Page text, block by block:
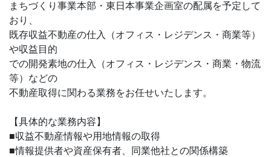
まちづくり事業本部・東日本事業企画室の配属を予定して
おり、
既存収益不動産の仕入（オフィス・レジデンス・商業等）
や収益目的
での開発素地の仕入（オフィス・レジデンス・商業・物流
等）などの
不動産取得に関わる業務をお任せいたします。
【具体的な業務内容】
■収益不動産情報や用地情報の取得
■情報提供者や資産保有者、同業他社との関係構築